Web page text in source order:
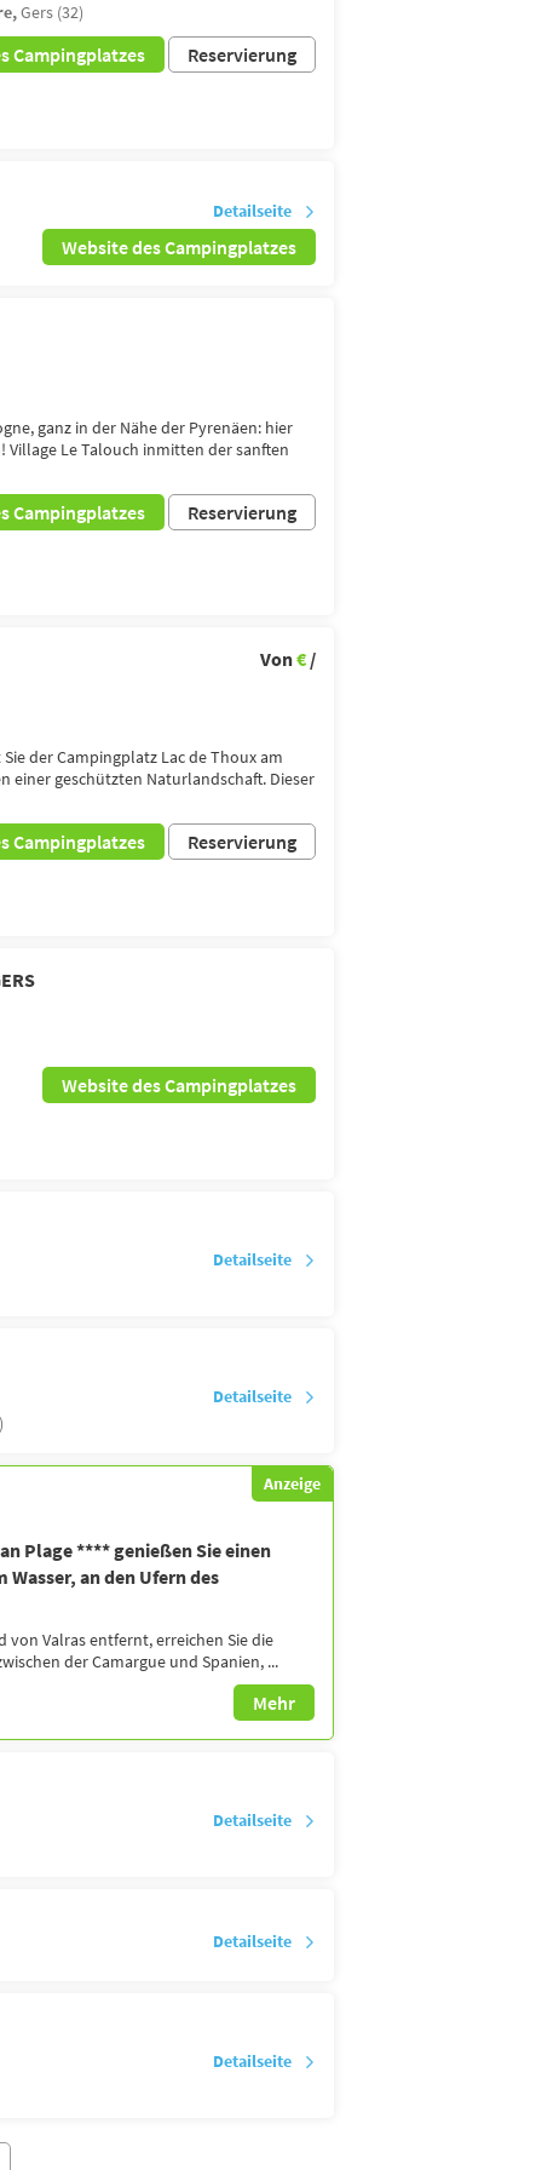
Gers (32)
Campingplatzes Reservierung
Detailseite
Website des Campingplatzes
ganz in der Nähe der Pyrenäen: hier
Village Le Talouch inmitten der sanften
Campingplatzes Reservierung
Von€ /
der Campingplatz Lac de Thoux am
einer geschützten Naturlandschaft. Dieser
Campingplatzes Reservierung
Website des Campingplatzes
Detailseite
Detailseite
Anzeige
Plage **** genießen Sie einen
an den Ufern des
von Valras entfernt, erreichen Sie die
der Camargue und Spanien, ...
Mehr
Detailseite
Detailseite
Detailseite